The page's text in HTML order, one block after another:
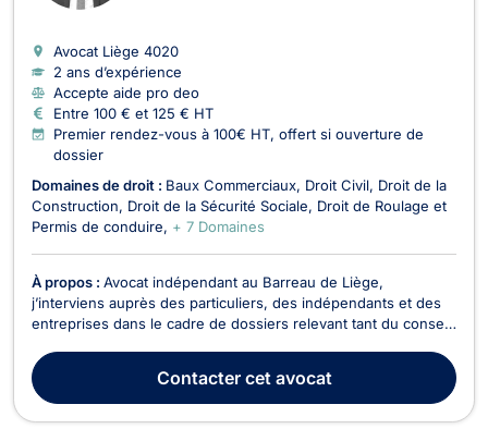
Avocat Liège 4020
2 ans d’expérience
Accepte aide pro deo
Entre 100 € et 125 € HT
Premier rendez-vous à 100€ HT, offert si ouverture de
dossier
Domaines de droit : Baux Commerciaux Droit Civil Droit de la
Construction
Droit de la Sécurité Sociale
Droit de Roulage et
Permis de conduire
+ 7 Domaines
À propos : Avocat indépendant au Barreau de Liège,
j’interviens auprès des particuliers, des indépendants et des
entreprises dans le cadre de dossiers relevant tant du conseil
accompagnement fondé sur la rigueur, la disponibilité et la
clarté, en accordant une attention particu...
Contactercet avocat